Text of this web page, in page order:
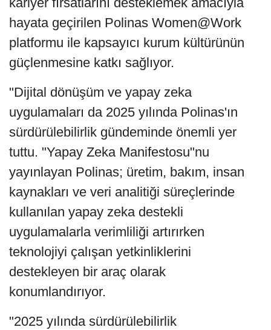
hayata geçirilen Polinas Women@Work
platformu ile kapsayıcı kurum kültürünün
güçlenmesine katkı sağlıyor.
"Dijital dönüşüm ve yapay zeka
uygulamaları da 2025 yılında Polinas'ın
sürdürülebilirlik gündeminde önemli yer
tuttu. "Yapay Zeka Manifestosu"nu
yayınlayan Polinas; üretim, bakım, insan
kaynakları ve veri analitiği süreçlerinde
kullanılan yapay zeka destekli
uygulamalarla verimliliği artırırken
teknolojiyi çalışan yetkinliklerini
destekleyen bir araç olarak
konumlandırıyor.
"2025 yılında sürdürülebilirlik